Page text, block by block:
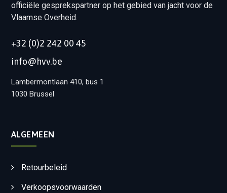
officiële gesprekspartner op het gebied van jacht voor de
Vlaamse Overheid.
+32 (0)2 242 00 45
info@hvv.be
Lambermontlaan 410, bus 1
1030 Brussel
ALGEMEEN
Retourbeleid
Verkoopsvoorwaarden